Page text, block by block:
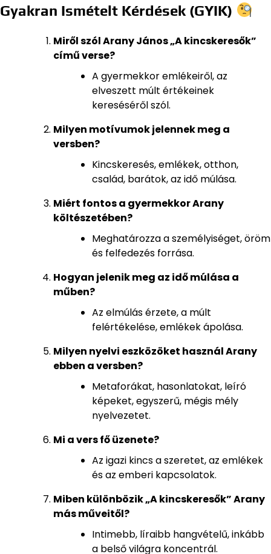
Gyakran Ismételt Kérdések (GYIK)
Miről szól Arany János „A kincskeresők”
című verse?
A gyermekkor emlékeiről, az
elveszett múlt értékeinek
kereséséről szól.
Milyen motívumok jelennek meg a
versben?
Kincskeresés, emlékek, otthon,
család, barátok, az idő múlása.
Miért fontos a gyermekkor Arany
költészetében?
Meghatározza a személyiséget, öröm
és felfedezés forrása.
Hogyan jelenik meg az idő múlása a
műben?
Az elmúlás érzete, a múlt
felértékelése, emlékek ápolása.
Milyen nyelvi eszközöket használ Arany
ebben a versben?
Metaforákat, hasonlatokat, leíró
képeket, egyszerű, mégis mély
nyelvezetet.
Mi a vers fő üzenete?
Az igazi kincs a szeretet, az emlékek
és az emberi kapcsolatok.
Miben különbözik „A kincskeresők” Arany
más műveitől?
Intimebb, líraibb hangvételű, inkább
a belső világra koncentrál.